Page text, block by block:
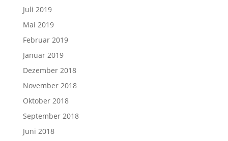
Juli 2019
Mai 2019
Februar 2019
Januar 2019
Dezember 2018
November 2018
Oktober 2018
September 2018
Juni 2018